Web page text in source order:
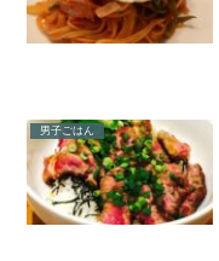
男子ごはん